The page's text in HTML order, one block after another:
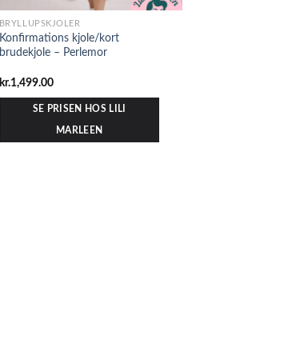
BRYLLUPSKJOLER
Konfirmations kjole/kort
brudekjole – Perlemor
kr.1,499.00
SE PRISEN HOS LILI
MARLEEN